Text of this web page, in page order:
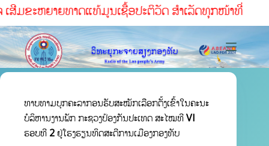
ມຂະຫຍາຍທາດແທ້ມູນເຊື້ອປະຕິວັດ ສໍາເລັດທຸກໜ້າທ່ີ
ທາບທາມບຸກຄະລາກອນຮັບສະໝັກເລືອກຕັ້ງເຂົ້າໃນຄະນະ
ບໍລິຫານງານພັກ ກະຊວງປ້ອງກັນປະເທດ ສະໄໝທີ VI
ຮອບທີ 2 ຢູ່ໂຮງຮຽນທິດສະດີການເມືອງກອງທັບ